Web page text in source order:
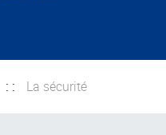
La sécurité